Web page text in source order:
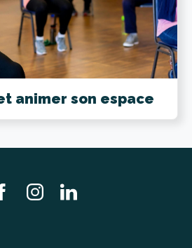
animer son espace